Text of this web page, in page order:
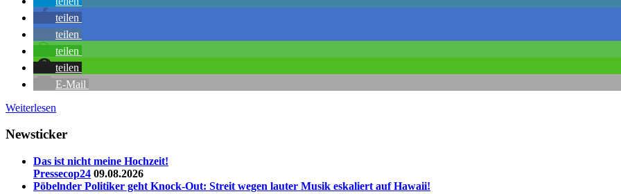
teilen
teilen
teilen
teilen
E-Mail
Weiterlesen
Newsticker
Das ist nicht meine Hochzeit!
Pressecop24 09.08.2026
Pöbelnder Politiker geht Knock-Out: Streit wegen lauter Musik eskaliert auf Hawaii!